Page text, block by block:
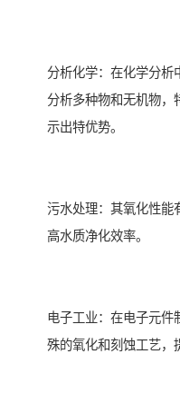
分析化学：在化学分析
分析多种物和无机物，
示出特优势。
污水处理：其氧化性能
高水质净化效率。
电子工业：在电子元件
殊的氧化和刻蚀工艺，